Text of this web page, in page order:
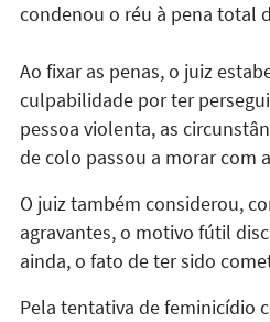
condenou o réu à pena total
Ao fixar as penas, o juiz
culpabilidade por ter
pessoa violenta, as
de colo passou a morar com
O juiz também considerou,
agravantes, o motivo fútil
ainda, o fato de ter sido
Pela tentativa de feminicídio